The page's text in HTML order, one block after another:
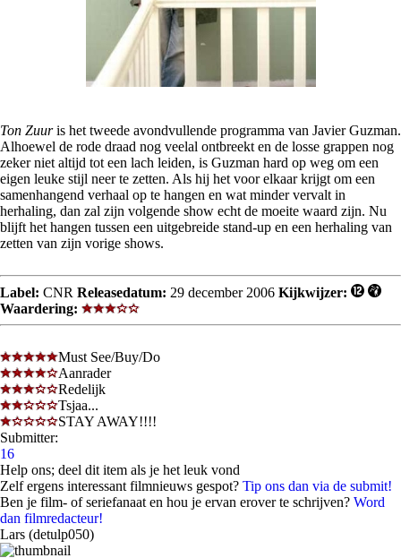
Ton Zuuris het tweede avondvullende programma van Javier Guzman.
Alhoewel de rode draad nog veelal ontbreekt en de losse grappen nog
zeker niet altijd tot een lach leiden, is Guzman hard op weg om een
eigen leuke stijl neer te zetten. Als hij het voor elkaar krijgt om een
samenhangend verhaal op te hangen en wat minder vervalt in
herhaling, dan zal zijn volgende show echt de moeite waard zijn. Nu
blijft het hangen tussen een uitgebreide stand-up en een herhaling van
zetten van zijn vorige shows.
Label: CNR Releasedatum: 29 december 2006 Kijkwijzer:
Waardering:
Must See/Buy/Do
Aanrader
Redelijk
Tsjaa...
STAY AWAY!!!!
Submitter:
16
Help ons; deel dit item als je het leuk vond
Zelf ergens interessant filmnieuws gespot? Tip ons dan via de submit!
Ben je film- of seriefanaat en hou je ervan erover te schrijven? Word
dan filmredacteur!
Lars (detulp050)